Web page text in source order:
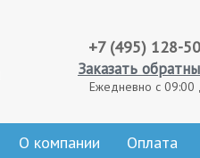
+7 (495) 128-
Заказать
Ежедневно с 09:00
О компании Оплата